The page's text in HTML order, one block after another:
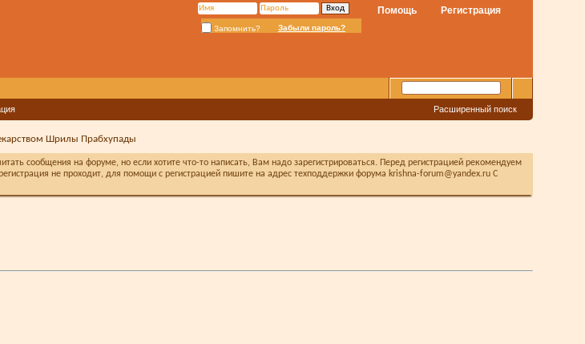
Регистрация
Помощь
Запомнить? Забыли пароль?
Расширенный поиск
Шрилы Прабхупады
сообщения на форуме, но если хотите что-то написать, Вам надо зарегистрироваться. Перед регистрацией рекомендуем
не проходит, для помощи с регистрацией пишите на адрес техподдержки форума krishna-forum@yandex.ru С